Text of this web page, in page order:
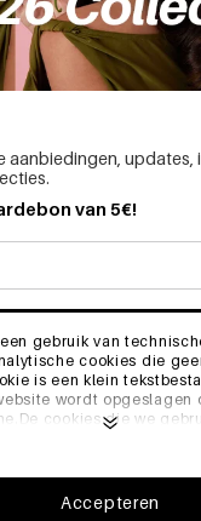
gebruik van
cookies die
is een klein
wordt opgeslagen
cookies die we
uw
staat om onze website
u een goede browse-
Accepteren
aanbiedingen, updates,
van 5€!
SCHRIJF ME IN